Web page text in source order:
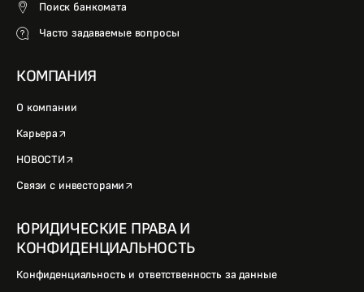
Поиск банкомата
Часто задаваемые вопросы
КОМПАНИЯ
О компании
Карьера opens in a new tab
НОВОСТИopens in a new tab
Связи с инвесторами opens in a new tab
ЮРИДИЧЕСКИЕ ПРАВА И
КОНФИДЕНЦИАЛЬНОСТЬ
Конфиденциальность и ответственность за данные